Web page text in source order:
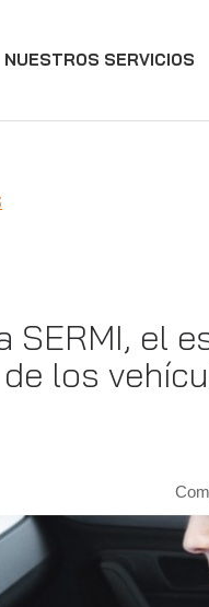
NUESTROS SERVICIOS
el
los